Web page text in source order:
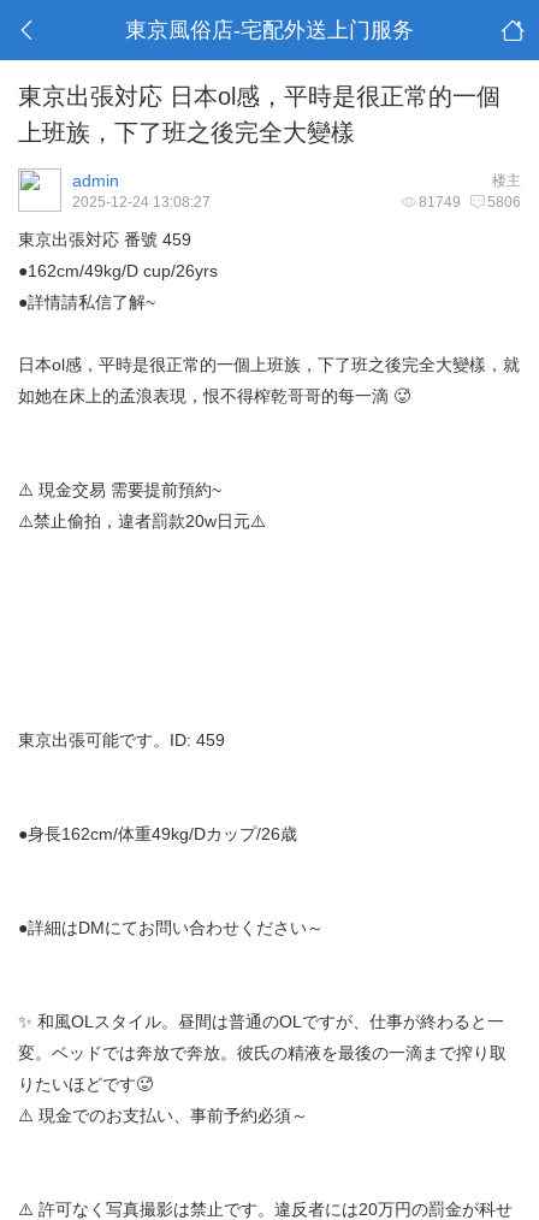
東京風俗店-宅配外送上门服务
東京出張対応 日本ol感，平時是很正常的一個
上班族，下了班之後完全大變樣
楼主
admin
81749 5806
2025-12-24 13:08:27
東京出張対応 番號 459
●162cm/49kg/D cup/26yrs
●詳情請私信了解~
日本ol感，平時是很正常的一個上班族，下了班之後完全大變樣，就
如她在床上的孟浪表現，恨不得榨乾哥哥的每一滴 🥵
⚠️ 現金交易 需要提前預約~
⚠️禁止偷拍，違者罰款20w日元⚠️
東京出張可能です。ID: 459
●身長162cm/体重49kg/Dカップ/26歳
●詳細はDMにてお問い合わせください～
✨ 和風OLスタイル。昼間は普通のOLですが、仕事が終わると一
変。ベッドでは奔放で奔放。彼氏の精液を最後の一滴まで搾り取
りたいほどです🥵
⚠️ 現金でのお支払い、事前予約必須～
⚠️ 許可なく写真撮影は禁止です。違反者には20万円の罰金が科せ